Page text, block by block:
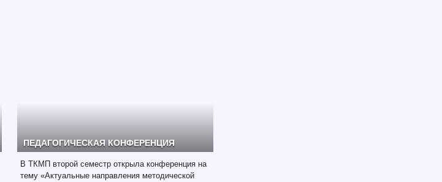
ПЕДАГОГИЧЕСКАЯ КОНФЕРЕНЦИЯ
В ТКМП второй семестр открыла конференция на
тему «Актуальные направления методической